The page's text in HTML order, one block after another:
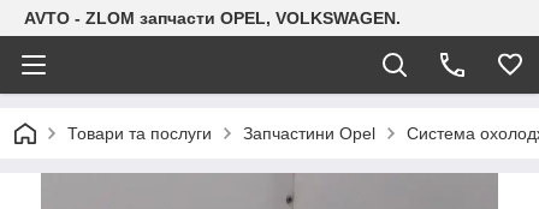
AVTO - ZLOM запчасти OPEL, VOLKSWAGEN.
Товари та послуги Запчастини Opel Система